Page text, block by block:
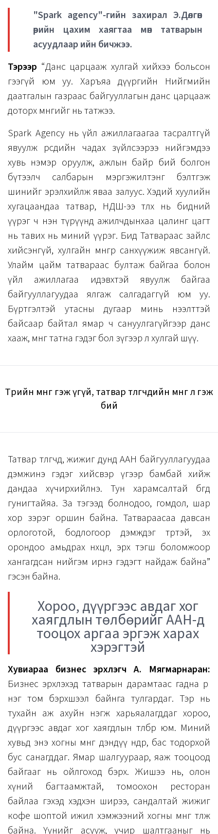
"Spark agency"-гийн захирал Э.Дөлгөөн
өөрийн цахим хаягтаа мөн татварын
асуудлаар ийн бичжээ.
Тэрээр “Данс царцааж хулгай хийхээ больсон
гээгүй юм уу. Харъяа дүүргийн Нийгмийн
даатгалын газраас байгууллагын данс царцааж
доторх мөнгийг нь татжээ.
Spark Agency нь үйл ажиллагаагаа тасралтгүй
явуулж өөрсдийн чадах зүйлсээрээ нийгэмдээ
хувь нэмэр оруулж, ажлын байр бий болгон
бүтээлч салбарын мэргэжилтэнг бэлтгэж
шинийг эрэлхийлж яваа залуус. Хэдий хуулийн
хугацаандаа татвар, НДШ-ээ төлөх нь бидний
үүрэг ч нэн түрүүнд ажилчдынхаа цалинг цагт
нь тавих нь миний үүрэг. Бид Татвараас зайлс
хийсэнгүй, хулгайн мөнгөөр санхүүжиж явсангүй.
Улайм цайм татвараас бултаж байгаа болон
үйл ажиллагаа идэвхтэй явуулж байгаа
байгууллагуудаа ялгаж салгадаггүй юм уу.
Бүртгэлтэй утасны дугаар минь нээлттэй
байсаар байтал ямар ч сануулгагүйгээр данс
хааж, мөнгө татна гэдэг бол зүгээр л хулгай шүү.
Төрийн мөнгө гэж үгүй, татвар төлөгчдийн мөнгө л гэж
бий
Татвар төлөгчдөө, жижиг дунд ААН байгууллагуудаа
дэмжинэ гэдэг хийсвэр үгээр бамбай хийж
дандаа хүчирхийлнэ. Тун харамсалтай бөгөөд
гунигтайяа. За тэгээд болнодоо, гомдол, шар
хор зэрэг оршин байна. Татвараасаа давсан
орлоготой, бодлогоор дэмждэг төртэй, эх
орондоо амьдрах нөхцөл, эрх тэгш боломжоор
хангагдсан нийгэм ирнэ гэдэгт найдаж байна”
гэсэн байна.
Хороо, дүүргээс авдаг хог
хаягдлын төлбөрийг ААН-д
тооцох аргаа эргэж харах
хэрэгтэй
Хувиараа бизнес эрхлэгч А. Мягмарнаран:
Бизнес эрхлэхэд татварын дарамтаас гадна өөр
нэг том бэрхшээл байнга тулгардаг. Тэр нь
тухайн аж ахуйн нэгж харьяалагддаг хороо,
дүүргээс авдаг хог хаягдлын төлбөр юм. Миний
хувьд энэ хогны мөнгө дэндүү өндөр, бас тодорхой
бус санагддаг. Ямар шалгуураар, яаж тооцоод
байгааг нь ойлгоход бэрх. Жишээ нь, олон
хүний багтаамжтай, томоохон ресторан
байлаа гэхэд хэдхэн ширээ, сандалтай жижиг
кофе шоптой ижил хэмжээний хогны мөнгө төлж
байна. Үүнийг асууж, учир шалтгааныг нь